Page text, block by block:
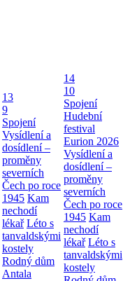
13
9
Spojení
Vysídlení a
dosídlení –
proměny
severních
Čech po roce
1945 Kam
nechodí
lékař Léto s
tanvaldskými
kostely
Rodný dům
Antala
14
10
Spojení
Hudební
festival
Eurion 2026
Vysídlení a
dosídlení –
proměny
severních
Čech po roce
1945 Kam
nechodí
lékař Léto s
tanvaldskými
kostely